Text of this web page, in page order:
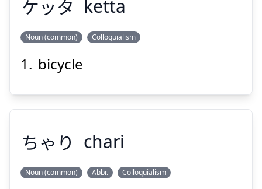
Suspend
Show answer
Suspend
ケッタ ketta
Noun (common) Colloquialism
bicycle
ちゃり chari
Noun (common) Abbr. Colloquialism